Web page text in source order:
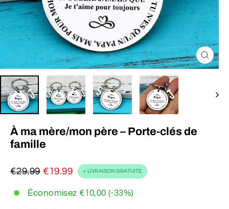
Fermer
(Esc)
À ma mère/mon père – Porte-clés de
famille
Prix
régulier
€29.99
Prix
réduit
€19.99 + LIVRAISON GRATUITE
Économisez €10,00 (-33%)